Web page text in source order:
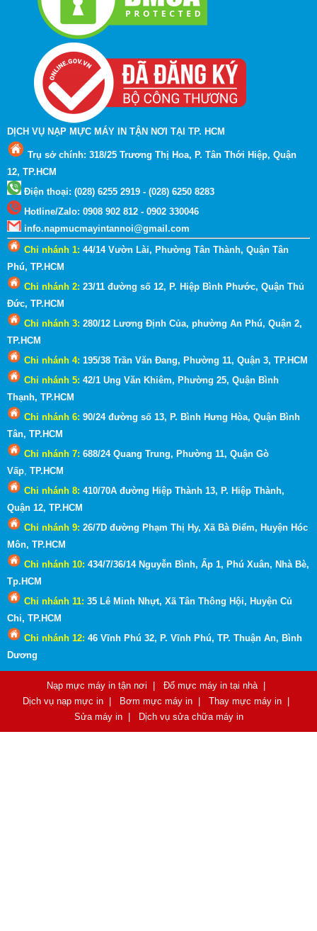
DỊCH VỤ NẠP MỰC MÁY IN TẬN NƠI TẠI TP. HCM
Trụ sở chính: 318/25 Trương Thị Hoa, P. Tân Thới Hiệp, Quận
12, TP.HCM
Điện thoại: (028) 6255 2919 - (028) 6250 8283
Hotline/Zalo: 0908 902 812 - 0902 330046
info.napmucmayintannoi@gmail.com
Chi nhánh 1: 44/14 Vườn Lài, Phường Tân Thành, Quận Tân
Phú, TP.HCM
Chi nhánh 2: 23/11 đường số 12, P. Hiệp Bình Phước, Quận Thủ
Đức, TP.HCM
Chi nhánh 3: 280/12 Lương Định Của, phường An Phú, Quận 2,
TP.HCM
Chi nhánh 4: 195/38 Trần Văn Đang, Phường 11, Quận 3, TP.HCM
Chi nhánh 5: 42/1 Ung Văn Khiêm, Phường 25, Quận Bình
Thạnh, TP.HCM
Chi nhánh 6: 90/24 đường số 13, P. Bình Hưng Hòa, Quận Bình
Tân, TP.HCM
Chi nhánh 7: 688/24 Quang Trung, Phường 11, Quận Gò
Vấp TP.HCM
Chi nhánh 8: 410/70A đường Hiệp Thành 13, P. Hiệp Thành,
Quận 12, TP.HCM
Chi nhánh 9: 26/7D đường Phạm Thị Hy, Xã Bà Điểm, Huyện Hóc
Môn, TP.HCM
Chi nhánh 10: 434/7/36/14 Nguyễn Bình, Ấp 1, Phú Xuân, Nhà Bè,
Tp.HCM
Chi nhánh 11: 35 Lê Minh Nhựt, Xã Tân Thông Hội, Huyện Củ
Chi, TP.HCM
Chi nhánh 12: 46 Vĩnh Phú 32, P. Vĩnh Phú, TP. Thuận An, Bình
Dương
Nạp mực máy in tận nơi Đổ mực máy in tại nhà|
Dịch vụ nạp mực in| Bơm mực máy in| Thay mực máy in|
Sửa máy in| Dịch vụ sửa chữa máy in